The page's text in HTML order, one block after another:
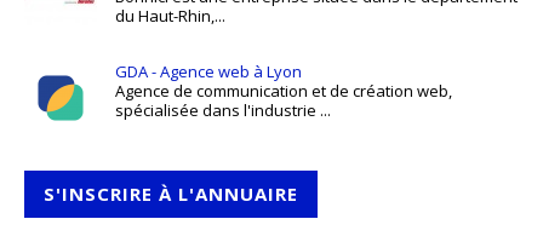
du Haut-Rhin,...
GDA - Agence web à Lyon
Agence de communication et de création web,
spécialisée dans l'industrie ...
S'INSCRIRE À L'ANNUAIRE